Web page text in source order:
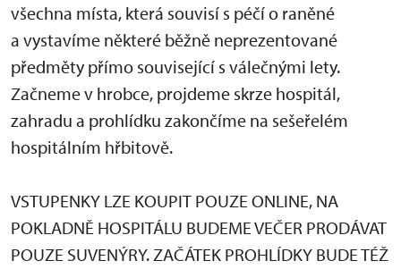
všechna místa, která souvisí s péčí o raněné
a vystavíme některé běžně neprezentované
předměty přímo související s válečnými lety.
Začneme v hrobce, projdeme skrze hospitál,
zahradu a prohlídku zakončíme na sešeřelém
hospitálním hřbitově.
VSTUPENKY LZE KOUPIT POUZE ONLINE, NA
POKLADNĚ HOSPITÁLU BUDEME VEČER PRODÁVAT
POUZE SUVENÝRY. ZAČÁTEK PROHLÍDKY BUDE TÉŽ